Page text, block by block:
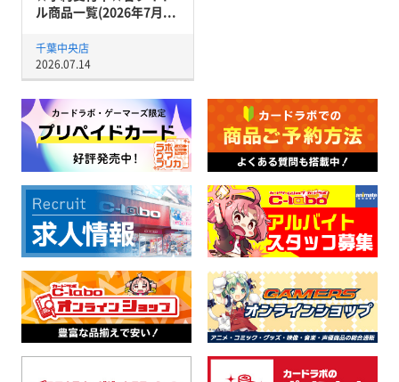
ル商品一覧(2026年7月...
千葉中央店
2026.07.14